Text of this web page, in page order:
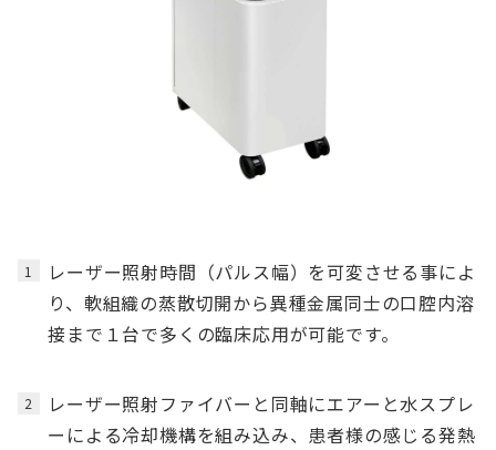
レーザー照射時間（パルス幅）を可変させる事によ
り、軟組織の蒸散切開から異種金属同士の口腔内溶
接まで１台で多くの臨床応用が可能です。
レーザー照射ファイバーと同軸にエアーと水スプレ
ーによる冷却機構を組み込み、患者様の感じる発熱